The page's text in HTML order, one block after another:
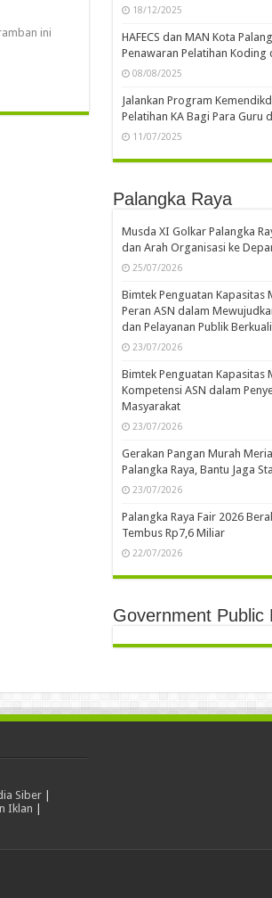
ini
18/12/2025
HAFECS dan MAN Kota
Penawaran Pelatihan Koding
08/08/2025
Jalankan Program
Pelatihan KA Bagi Para Guru
11/07/2025
Palangka Raya
Musda XI Golkar Palangka
dan Arah Organisasi ke
25/07/2026
Bimtek Penguatan Kapasitas
Peran ASN dalam
dan Pelayanan Publik
23/07/2026
Bimtek Penguatan Kapasitas
Kompetensi ASN dalam
Masyarakat
23/07/2026
Gerakan Pangan Murah
Palangka Raya, Bantu Jaga
23/07/2026
Palangka Raya Fair 2026
Tembus Rp7,6 Miliar
22/07/2026
Government Public
Siber|
Iklan |